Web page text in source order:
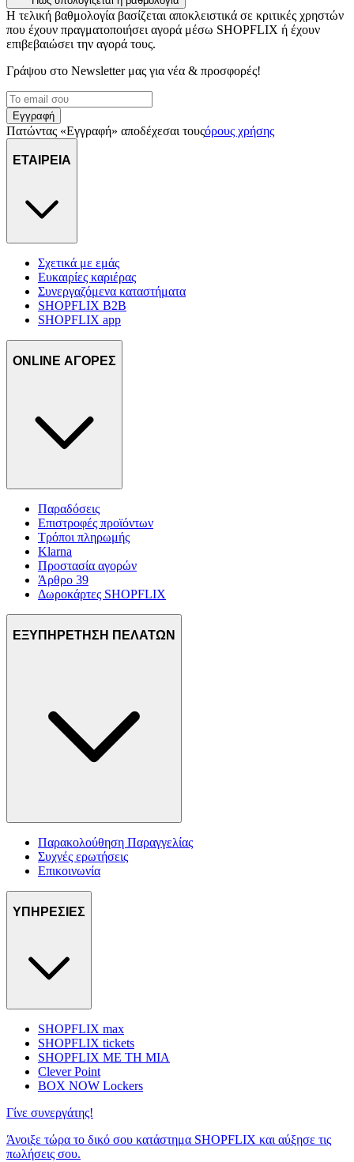
διαφημίσεων και περιεχομένου, τις μετρήσεις σχετικά με
διαφημίσεις και περιεχόμενο, την καλύτερη εικόνα του κοινού
μας και την ανάπτυξη προϊόντων. Επίσης, κοινοποιούμε
τοποθεσίας μας στους συνεργάτες μέσων κοινωνικής
Η τελική βαθμολογία βασίζεται αποκλειστικά σε κριτικές χρηστών
που έχουν πραγματοποιήσει αγορά μέσω SHOPFLIX ή έχουν
επιβεβαιώσει την αγορά τους.
Γράψου στο Νewsletter μας για νέα & προσφορές!
Εγγραφή
Πατώντας «Εγγραφή» αποδέχεσαι τουςόρους χρήσης
ΕΤΑΙΡΕΙΑ
Σχετικά με εμάς
Ευκαιρίες καριέρας
Συνεργαζόμενα καταστήματα
SHOPFLIX B2B
SHOPFLIX app
ONLINE ΑΓΟΡΕΣ
Παραδόσεις
Επιστροφές προϊόντων
Τρόποι πληρωμής
Klarna
Προστασία αγορών
Άρθρο 39
Δωροκάρτες SHOPFLIX
ΕΞΥΠΗΡΕΤΗΣΗ ΠΕΛΑΤΩΝ
Παρακολούθηση Παραγγελίας
Συχνές ερωτήσεις
Επικοινωνία
ΥΠΗΡΕΣΙΕΣ
SHOPFLIX max
SHOPFLIX tickets
SHOPFLIX ΜΕ ΤΗ ΜΙΑ
Clever Point
BOX NOW Lockers
Γίνε συνεργάτης!
Άνοιξε τώρα το δικό σου κατάστημα SHOPFLIX και αύξησε τις
πωλήσεις σου.